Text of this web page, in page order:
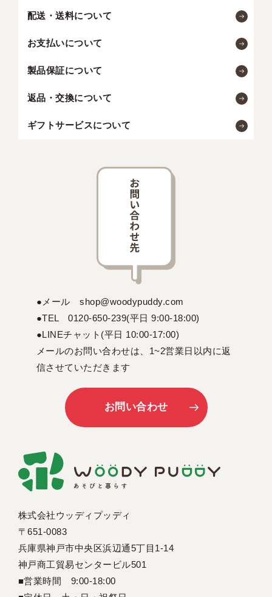
配送・送料について
お支払いについて
製品保証について
返品・交換について
ギフトサービスについて
株式会社ウッディプッディ
〒651-0083
兵庫県神戸市中央区浜辺通5丁目1-14
神戸商工貿易センタービル501
■営業時間 9:00-18:00
●メール shop@woodypuddy.com
●TEL 0120-650-239(平日 9:00-18:00)
●LINEチャット(平日 10:00-17:00)
メールのお問い合わせは、1~2営業日以内に返
信させていただきます
お問い合わせ